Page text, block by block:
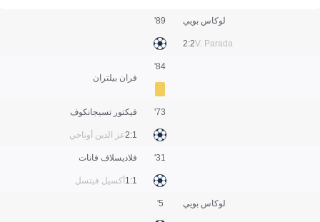
لوكاس بويي
V. Parada
2:2
89'
فران بيلتران
84'
فيكتور تسيجانكوف
عز الدين أوناحي1:2
73'
فلاديسلاف فانات
أكسيل فيتسل 1:1
31'
لوكاس بويي 5'